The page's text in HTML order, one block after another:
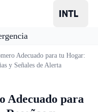
Adecuado para tu Hogar:
y Señales de Alerta
Adecuado para